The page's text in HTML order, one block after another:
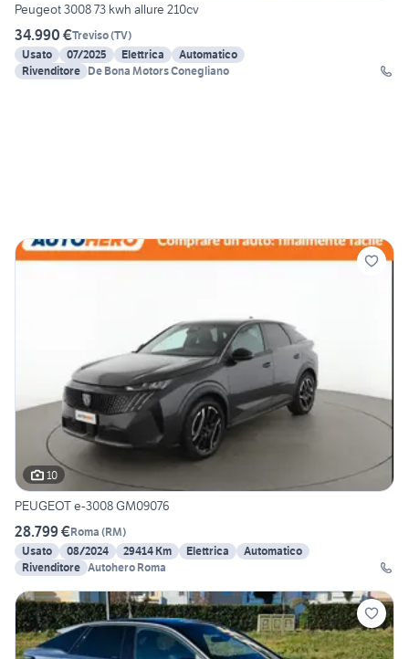
Peugeot 3008 73 kwh allure 210cv
34.990 €Treviso(TV)
Usato
07/2025 Elettrica
Automatico
Rivenditore De Bona Motors Conegliano
10
PEUGEOT e-3008 GM09076
28.799 €Roma (RM)
Usato
08/2024 29414 Km Elettrica
Automatico
Rivenditore Autohero Roma